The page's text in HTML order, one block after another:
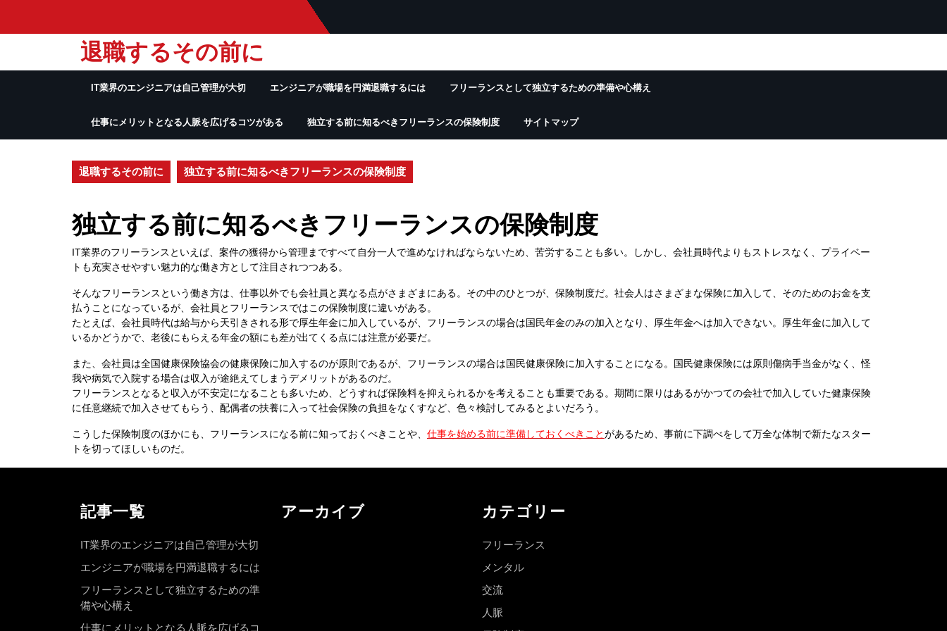
content
退職するその前に
IT業界のエンジニアは自己管理が大切 エンジニアが職場を円満退職するには フリーランスとして独立するための準備や心構え
仕事にメリットとなる人脈を広げるコツがある 独立する前に知るべきフリーランスの保険制度 サイトマップ
退職するその前に 独立する前に知るべきフリーランスの保険制度
独立する前に知るべきフリーランスの保険制度
IT業界のフリーランスといえば、案件の獲得から管理まですべて自分一人で進めなければならないため、苦労することも多い。しかし、会社員時代よりもストレスなく、プライベー
トも充実させやすい魅力的な働き方として注目されつつある。
そんなフリーランスという働き方は、仕事以外でも会社員と異なる点がさまざまにある。その中のひとつが、保険制度だ。社会人はさまざまな保険に加入して、そのためのお金を支
払うことになっているが、会社員とフリーランスではこの保険制度に違いがある。
たとえば、会社員時代は給与から天引きされる形で厚生年金に加入しているが、フリーランスの場合は国民年金のみの加入となり、厚生年金へは加入できない。厚生年金に加入して
いるかどうかで、老後にもらえる年金の額にも差が出てくる点には注意が必要だ。
また、会社員は全国健康保険協会の健康保険に加入するのが原則であるが、フリーランスの場合は国民健康保険に加入することになる。国民健康保険には原則傷病手当金がなく、怪
我や病気で入院する場合は収入が途絶えてしまうデメリットがあるのだ。
フリーランスとなると収入が不安定になることも多いため、どうすれば保険料を抑えられるかを考えることも重要である。期間に限りはあるがかつての会社で加入していた健康保険
に任意継続で加入させてもらう、配偶者の扶養に入って社会保険の負担をなくすなど、色々検討してみるとよいだろう。
こうした保険制度のほかにも、フリーランスになる前に知っておくべきことや、 仕事を始める前に準備しておくべきことがあるため、事前に下調べをして万全な体制で新たなスター
トを切ってほしいものだ。
記事一覧
IT業界のエンジニアは自己管理が大切
エンジニアが職場を円満退職するには
フリーランスとして独立するための準
備や心構え
仕事にメリットとなる人脈を広げるコ
アーカイブ カテゴリー
フリーランス
メンタル
交流
人脈